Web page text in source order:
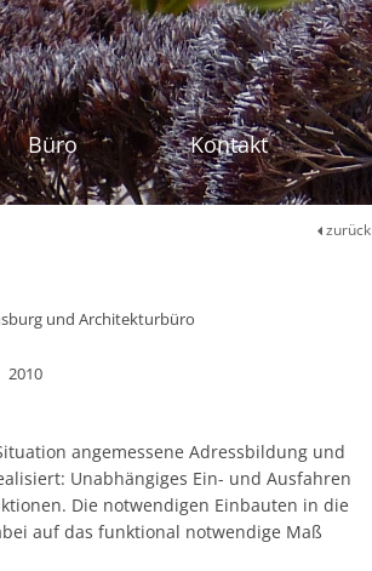
Zum Inhalt springen
Büro Kontakt
zurück
und Architekturbüro
2010
angemessene Adressbildung und
Unabhängiges Ein- und Ausfahren
Die notwendigen Einbauten in die
auf das funktional notwendige Maß